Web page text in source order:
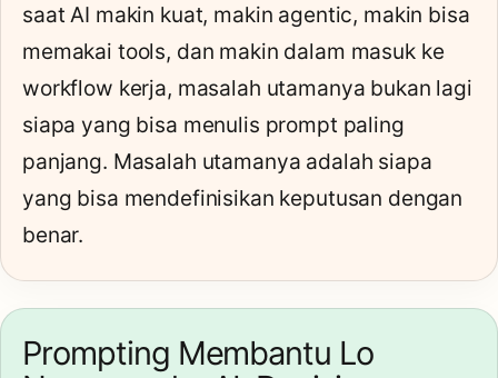
saat AI makin kuat, makin agentic, makin bisa
memakai tools, dan makin dalam masuk ke
workflow kerja, masalah utamanya bukan lagi
siapa yang bisa menulis prompt paling
panjang. Masalah utamanya adalah siapa
yang bisa mendefinisikan keputusan dengan
benar.
Prompting Membantu Lo